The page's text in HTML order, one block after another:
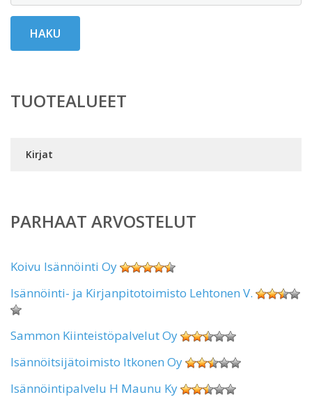
HAKU
TUOTEALUEET
Kirjat
PARHAAT ARVOSTELUT
Koivu Isännöinti Oy
Isännöinti- ja Kirjanpitotoimisto Lehtonen V.
Sammon Kiinteistöpalvelut Oy
Isännöitsijätoimisto Itkonen Oy
Isännöintipalvelu H Maunu Ky